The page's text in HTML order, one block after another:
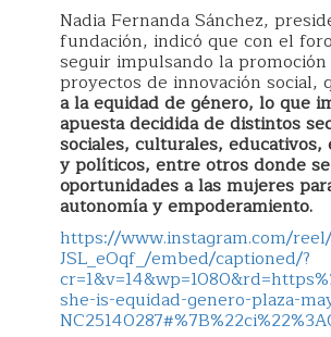
Nadia Fernanda Sánchez,
fundación, indicó que con el
seguir impulsando la promoción
proyectos de innovación social,
a la equidad de género, lo que
apuesta decidida de distintos
sociales, culturales, educativos,
y políticos, entre otros donde
oportunidades a las mujeres
autonomía y empoderamiento.
https://www.instagram.com/
JSL_eOqf_/embed/captioned/?
she-is-equidad-genero-plaza-